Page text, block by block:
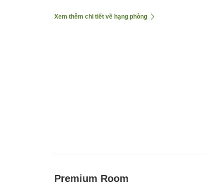
Xem thêm chi tiết về hạng phòng
Premium Room